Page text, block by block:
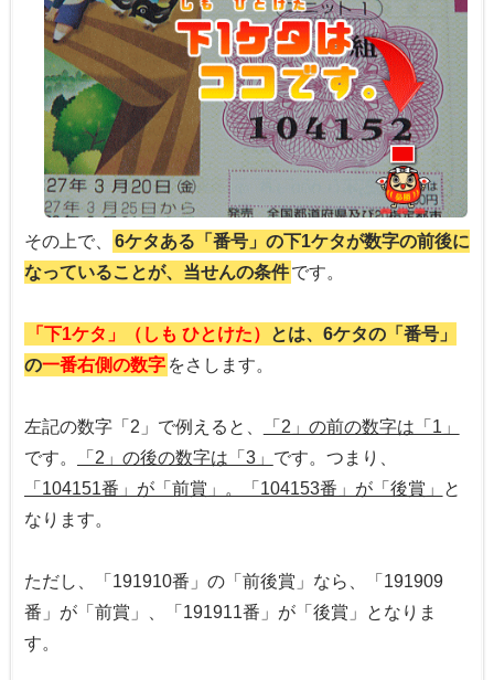
その上で、
6ケタある「番号」の下1ケタが数字の前後に
なっていることが、当せんの条件です。
「下1ケタ」（しも ひとけた）
とは、6ケタの「番号」
の一番右側の数字 をさします。
左記の数字「2」で例えると、
「2」の前の数字は「1」
です。
「2」の後の数字は「3」 です。つまり、
「104151番」が「前賞」。「104153番」が「後賞」
と
なります。
ただし、「191910番」の「前後賞」なら、「191909
番」が「前賞」、「191911番」が「後賞」となりま
す。